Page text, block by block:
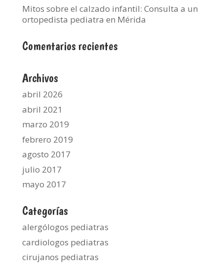
Mitos sobre el calzado infantil: Consulta a un
ortopedista pediatra en Mérida
Comentarios recientes
Archivos
abril 2026
abril 2021
marzo 2019
febrero 2019
agosto 2017
julio 2017
mayo 2017
Categorías
alergólogos pediatras
cardiologos pediatras
cirujanos pediatras